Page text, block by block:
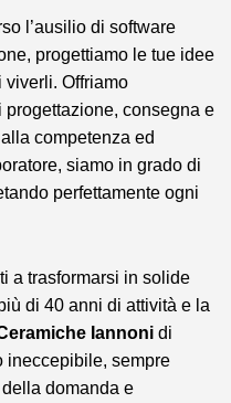
l’ausilio di software
progettiamo le tue idee
viverli. Offriamo
consegna e
competenza ed
siamo in grado di
perfettamente ogni
a trasformarsi in solide
di 40 anni di attività e la
Iannoni di
ineccepibile, sempre
domanda e